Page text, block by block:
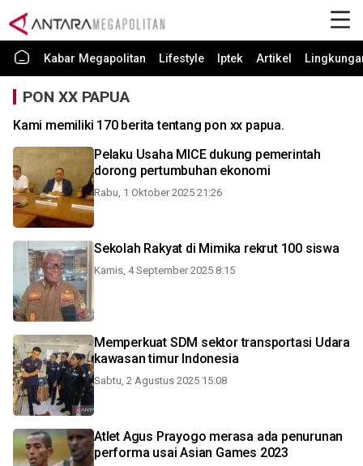
Kabar Megapolitan Lifestyle Iptek Artikel
PON XX PAPUA
Kami memiliki 170 berita tentang pon xx papua.
Pelaku Usaha MICE dukung pemerintah
dorong pertumbuhan ekonomi
Rabu, 1 Oktober 2025 21:26
Sekolah Rakyat di Mimika rekrut 100 siswa
Kamis, 4 September 2025 8:15
Memperkuat SDM sektor transportasi Udara
kawasan timur Indonesia
Sabtu, 2 Agustus 2025 15:08
Atlet Agus Prayogo merasa ada penurunan
performa usai Asian Games 2023